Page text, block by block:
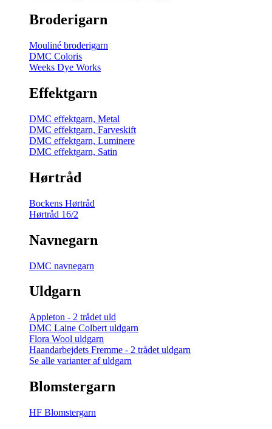
Broderigarn
Mouliné broderigarn
DMC Coloris
Weeks Dye Works
Effektgarn
DMC effektgarn, Metal
DMC effektgarn, Farveskift
DMC effektgarn, Luminere
DMC effektgarn, Satin
Hørtråd
Bockens Hørtråd
Hørtråd 16/2
Navnegarn
DMC navnegarn
Uldgarn
Appleton - 2 trådet uld
DMC Laine Colbert uldgarn
Flora Wool uldgarn
Haandarbejdets Fremme - 2 trådet uldgarn
Se alle varianter af uldgarn
Blomstergarn
HF Blomstergarn